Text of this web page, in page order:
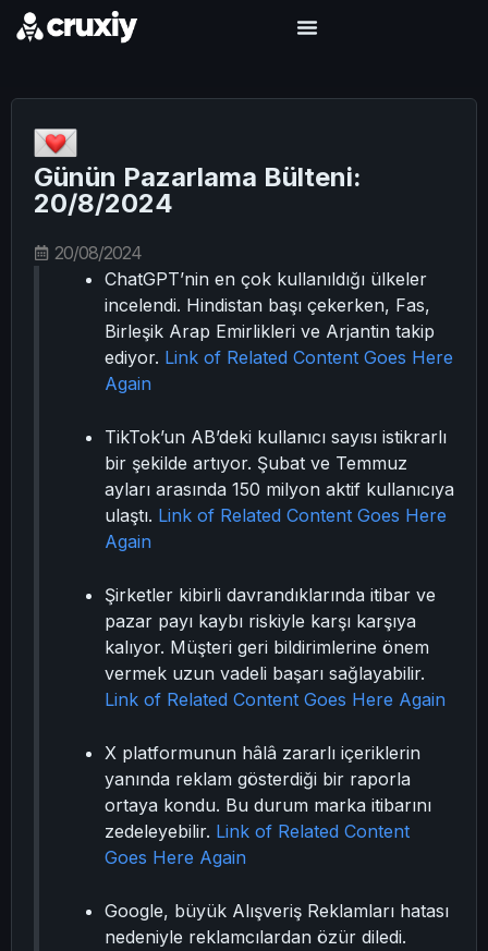
Günün Pazarlama Bülteni:
20/8/2024
20/08/2024
ChatGPT’nin en çok kullanıldığı ülkeler
incelendi. Hindistan başı çekerken, Fas,
Birleşik Arap Emirlikleri ve Arjantin takip
ediyor. Link of Related Content Goes Here
Again
TikTok’un AB’deki kullanıcı sayısı istikrarlı
bir şekilde artıyor. Şubat ve Temmuz
ayları arasında 150 milyon aktif kullanıcıya
ulaştı. Link of Related Content Goes Here
Again
Şirketler kibirli davrandıklarında itibar ve
pazar payı kaybı riskiyle karşı karşıya
kalıyor. Müşteri geri bildirimlerine önem
vermek uzun vadeli başarı sağlayabilir.
Link of Related Content Goes Here Again
X platformunun hâlâ zararlı içeriklerin
yanında reklam gösterdiği bir raporla
ortaya kondu. Bu durum marka itibarını
zedeleyebilir. Link of Related Content
Goes Here Again
Google, büyük Alışveriş Reklamları hatası
nedeniyle reklamcılardan özür diledi.